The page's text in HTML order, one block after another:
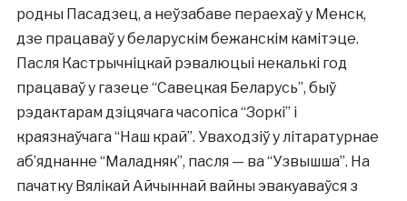
родны Пасадзец, а неўзабаве пераехаў у Менск,
дзе працаваў у беларускім бежанскім камітэце.
Пасля Кастрычніцкай рэвалюцыі некалькі год
працаваў у газеце “Савецкая Беларусь”, быў
рэдактарам дзіцячага часопіса “Зоркі” і
краязнаўчага “Наш край”. Уваходзіў у літаратурнае
аб’яднанне “Маладняк”, пасля — ва “Узвышша”. На
пачатку Вялікай Айчыннай вайны эвакуаваўся з